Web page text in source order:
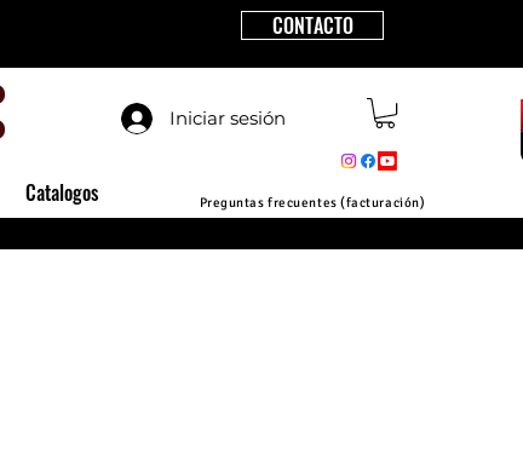
CONTACTO
Iniciar sesión
Catalogos Preguntas frecuentes (facturación)